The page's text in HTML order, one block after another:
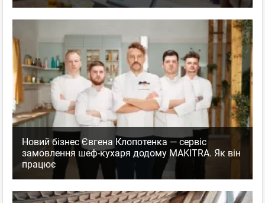
Новий бізнес Євгена Клопотенка — сервіс
замовлення шеф-кухаря додому MAKITRA. Як він
працює